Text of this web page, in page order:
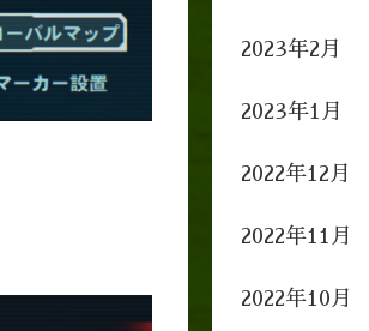
2023年2月
2023年1月
2022年12月
2022年11月
2022年10月